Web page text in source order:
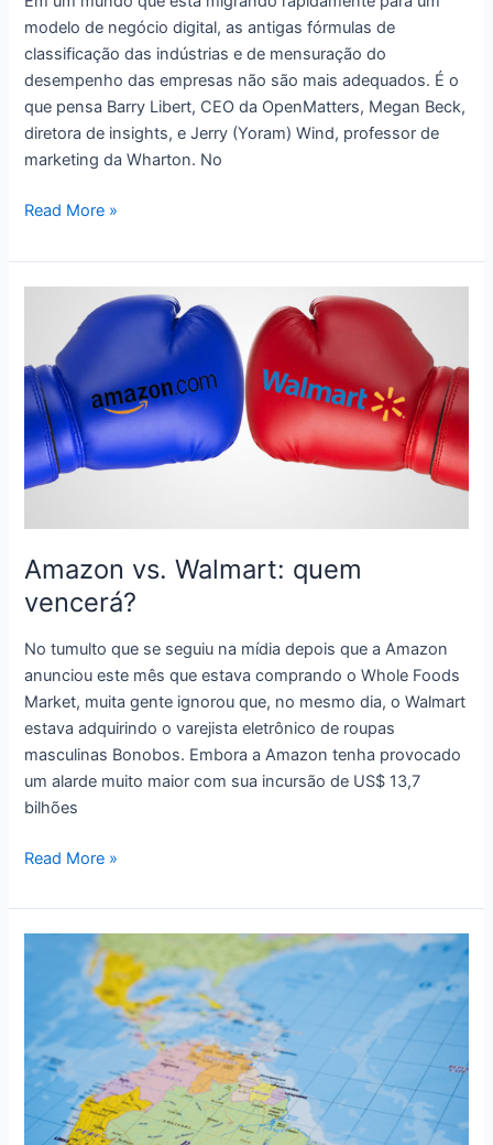
modelo de negócio digital, as antigas fórmulas de
classificação das indústrias e de mensuração do
desempenho das empresas não são mais adequados. É o
que pensa Barry Libert, CEO da OpenMatters, Megan Beck,
diretora de insights, e Jerry (Yoram) Wind, professor de
marketing da Wharton. No
Como
melhor
as
empresas
mundo
digital
Read More »
Amazon vs. Walmart: quem
vencerá?
No tumulto que se seguiu na mídia depois que a Amazon
anunciou este mês que estava comprando o Whole Foods
Market, muita gente ignorou que, no mesmo dia, o Walmart
estava adquirindo o varejista eletrônico de roupas
masculinas Bonobos. Embora a Amazon tenha provocado
um alarde muito maior com sua incursão de US$ 13,7
bilhões
Amazon
Walmart:
quem
vencerá?
Read More »